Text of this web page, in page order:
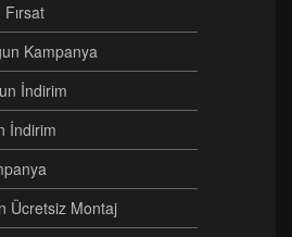
Kampanya
İndirim
İndirim
Ücretsiz Montaj